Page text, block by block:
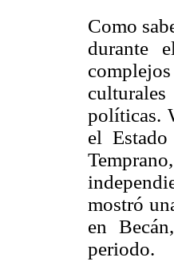
Como
durante
políticas.
el
mostró
en
periodo.